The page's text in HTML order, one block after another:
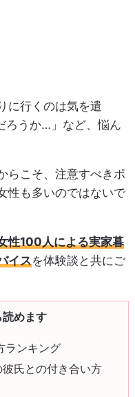
に行くのは気を遣
ろうか…」など、悩ん
らこそ、注意すべきポ
性も多いのではないで
性100人による実家暮
イスを体験談と共にご
めます
ランキング
氏との付き合い方